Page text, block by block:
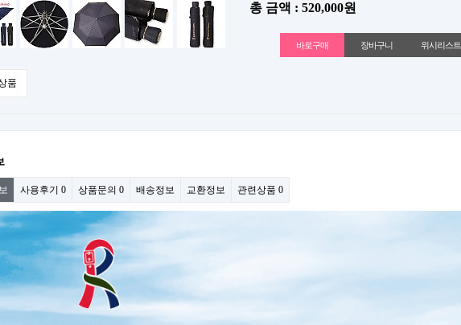
총 금액 : 520,000원
위시리스트
품
사용후기 0 상품문의 0 배송정보 교환정보 관련상품 0